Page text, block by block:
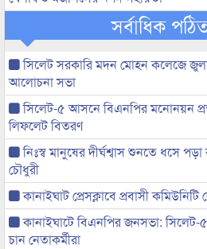
সর্বাধিক
সিলেট সরকারি মদন মোহন কলেজে
আলোচনা সভা
সিলেট-৫ আসনে বিএনপির মনোনয়ন
লিফলেট বিতরণ
নিঃস্ব মানুষের দীর্ঘশ্বাস শুনতে ধসে
চৌধুরী
কানাইঘাট প্রেসক্লাবে প্রবাসী
কানাইঘাটে বিএনপির জনসভা: সিলেট-৫
চান নেতাকর্মীরা